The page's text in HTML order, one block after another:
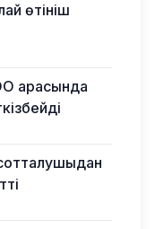
өтініш
арасында